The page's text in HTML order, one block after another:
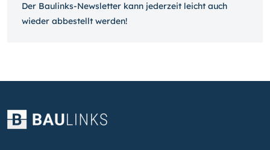
Der Baulinks-Newsletter kann jeder­zeit leicht auch
wieder ab­bestellt werden!